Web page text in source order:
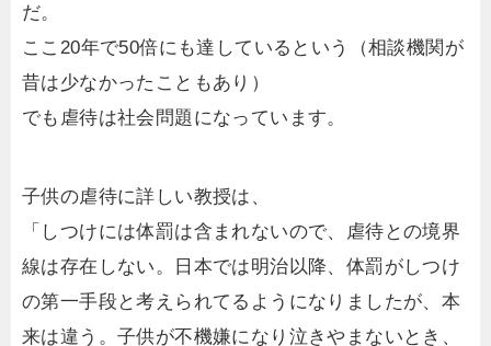
だ。
ここ20年で50倍にも達しているという（相談機関が
昔は少なかったこともあり）
でも虐待は社会問題になっています。
子供の虐待に詳しい教授は、
「しつけには体罰は含まれないので、虐待との境界
線は存在しない。日本では明治以降、体罰がしつけ
の第一手段と考えられてるようになりましたが、本
来は違う。子供が不機嫌になり泣きやまないとき、